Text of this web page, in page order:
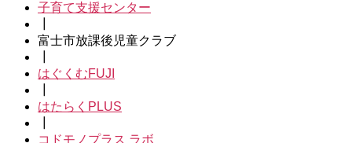
子育て支援センター
富士市放課後児童クラブ
はぐくむFUJI
はたらくPLUS
コドモノプラス ラボ